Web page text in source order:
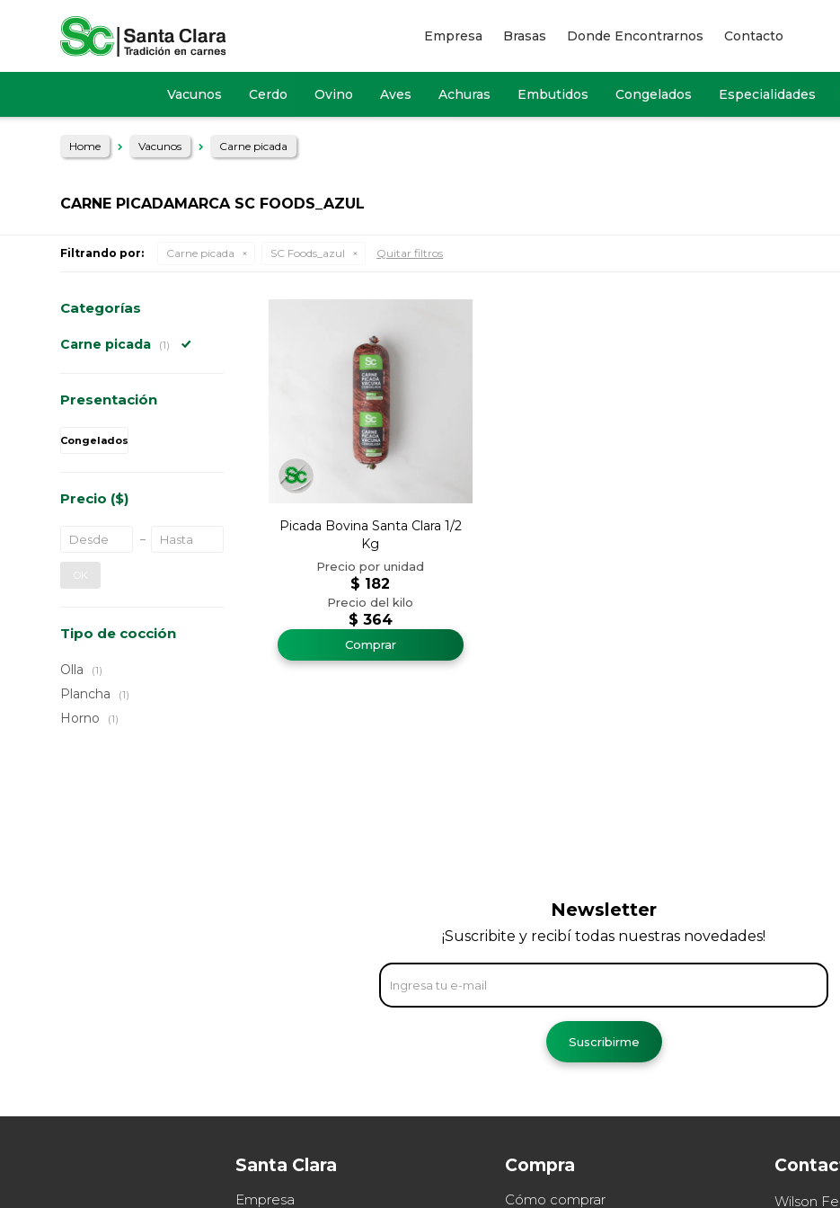
Vacunos Cerdo Ovino Aves Achuras Embutidos Congelados Especialidades
Empresa Brasas Donde Encontrarnos Contacto
Home Vacunos Carne picada
CARNE PICADAMARCA SC FOODS_AZUL
Filtrando por: Carne picada SC Foods_azul Quitar filtros
Picada Bovina Santa Clara 1/2
Kg
$ 364
$ 182
Categorías
Carne picada (1)
Presentación
Congelados
Precio ($)
OK
Tipo de cocción
Olla (1)
Plancha (1)
Horno (1)
Santa Clara
Empresa
Compra
Cómo comprar Wilson
Newsletter
¡Suscribite y recibí todas nuestras novedades!
Suscribirme